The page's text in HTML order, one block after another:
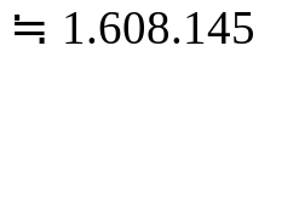
≒ 1.608.145